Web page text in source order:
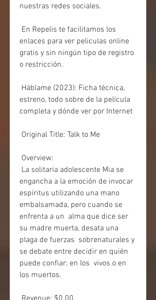
nuestras redes sociales.
enlaces para ver peliculas online
gratis y sin ningún tipo de registro
o restricción.
estreno, todo sobre de la película
completa y dónde ver por Internet
Original Title: Talk to Me
Overview:
engancha a la emoción de invocar
espíritus utilizando una mano
embalsamada, pero cuando se
enfrenta a un  alma que dice ser
su madre muerta, desata una
plaga de fuerzas  sobrenaturales y
se debate entre decidir en quién
puede confiar: en los  vivos o en
los muertos.